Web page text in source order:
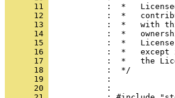
      11
      12
      13
      14
      15
      16
      17
      18
      19
      20